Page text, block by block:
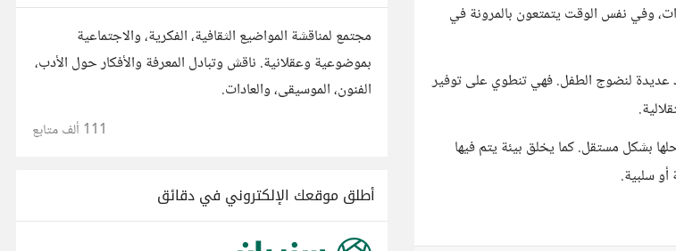
وفي نفس الوقت يتمتعون بالمرونة في
عديدة لنضوج الطفل. فهي تنطوي على توفير
بشكل مستقل. كما يخلق بيئة يتم فيها
أو سلبية.
مجتمع لمناقشة المواضيع الثقافية، الفكرية، والاجتماعية
بموضوعية وعقلانية. ناقش وتبادل المعرفة والأفكار حول الأدب،
الفنون، الموسيقى، والعادات.
111 ألف متابع
أطلق موقعك الإلكتروني في دقائق